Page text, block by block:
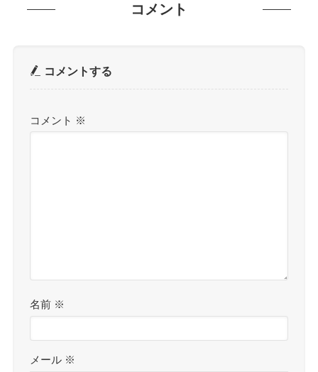
コメント
コメントする
コメント ※
名前 ※
メール ※